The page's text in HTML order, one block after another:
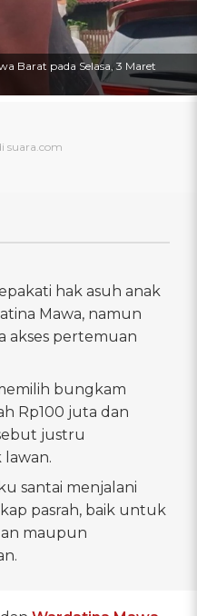
Barat pada Selasa, 3 Maret
hak asuh anak
Mawa, namun
akses pertemuan
bungkam
Rp100 juta dan
justru
santai menjalani
pasrah, baik untuk
maupun